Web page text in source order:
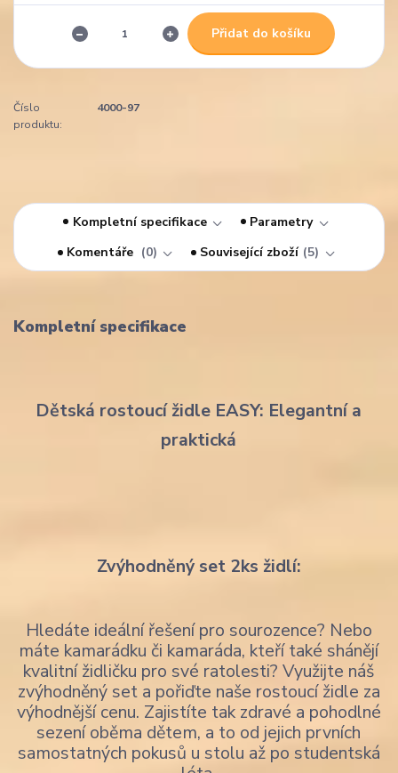
Přidat do košíku
Číslo
produktu:
4000-97
Kompletní specifikace
Parametry
Komentáře
0 Související zboží 5
Kompletní specifikace
Dětská rostoucí židle EASY: Elegantní a
praktická
Zvýhodněný set 2ks židlí:
Hledáte ideální řešení pro sourozence? Nebo
máte kamarádku či kamaráda, kteří také shánějí
kvalitní židličku pro své ratolesti? Využijte náš
zvýhodněný set a pořiďte naše rostoucí židle za
výhodnější cenu. Zajistíte tak zdravé a pohodlné
sezení oběma dětem, a to od jejich prvních
samostatných pokusů u stolu až po studentská